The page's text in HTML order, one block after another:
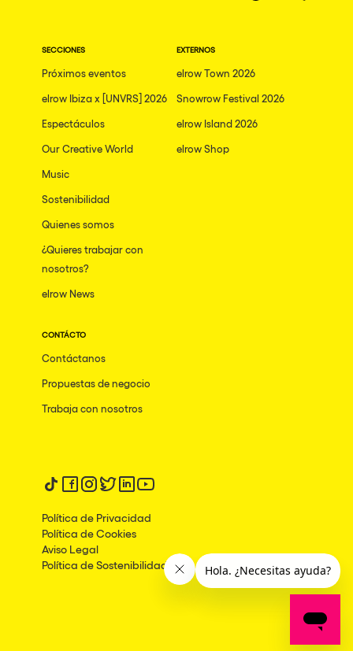
SECCIONES
Próximos eventos
elrow Ibiza x [UNVRS] 2026
Espectáculos
Our Creative World
Music
Sostenibilidad
Quienes somos
¿Quieres trabajar con
nosotros?
elrow News
EXTERNOS
elrow Town 2026
Snowrow Festival 2026
elrow Island 2026
elrow Shop
CONTÁCTO
Contáctanos
Propuestas de negocio
Trabaja con nosotros
Síguenos en tiktok
Síguenos en facebook
Síguenos en instagram
Síguenos en twitter
Síguenos en linkedin
Síguenos en youtube
Política de Privacidad
Política de Cookies
Aviso Legal
Política de Sostenibilidad